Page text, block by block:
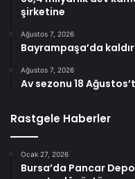
şirketine
Ağustos 7, 2026
Bayrampaşa’da
Ağustos 7, 2026
Av sezonu 18
Rastgele Haberler
Ocak 27, 2026
Bursa’da Pancar